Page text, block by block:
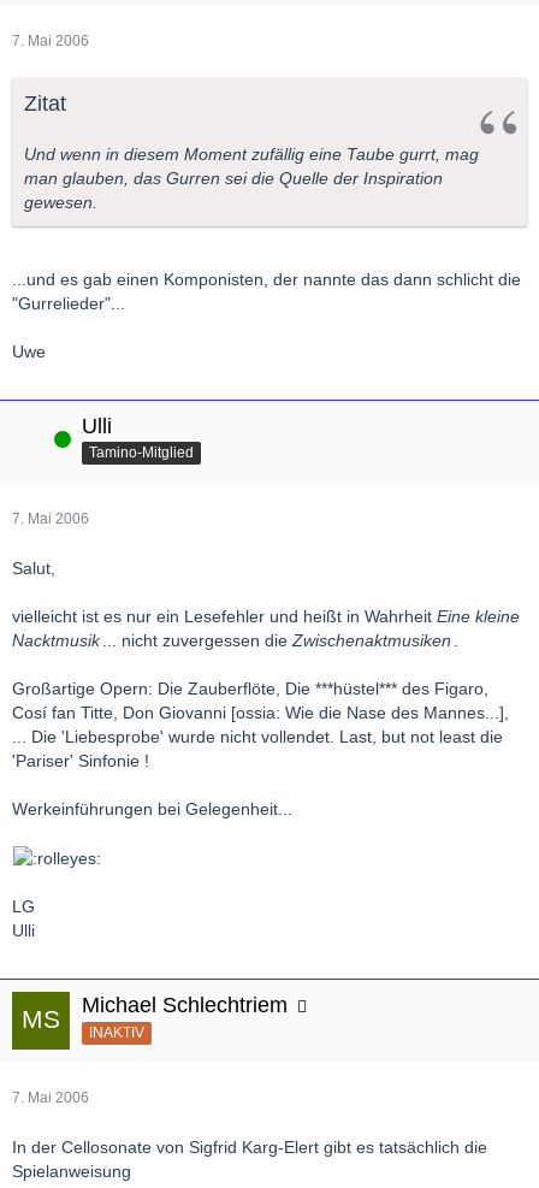
7. Mai 2006
Zitat
Und wenn in diesem Moment zufällig eine Taube gurrt, mag
man glauben, das Gurren sei die Quelle der Inspiration
gewesen.
...und es gab einen Komponisten, der nannte das dann schlicht die
"Gurrelieder"...
Uwe
Online Ulli
Tamino-Mitglied
7. Mai 2006
Salut,
vielleicht ist es nur ein Lesefehler und heißt in Wahrheit Eine kleine
Nacktmusik
... nicht zuvergessen die Zwischenaktmusiken
Großartige Opern: Die Zauberflöte, Die ***hüstel*** des Figaro,
Cosí fan Titte, Don Giovanni [ossia: Wie die Nase des Mannes...],
... Die 'Liebesprobe' wurde nicht vollendet. Last, but not least die
'Pariser' Sinfonie !
Werkeinführungen bei Gelegenheit...
LG
Ulli
Michael Schlechtriem
INAKTIV
7. Mai 2006
In der Cellosonate von Sigfrid Karg-Elert gibt es tatsächlich die
Spielanweisung